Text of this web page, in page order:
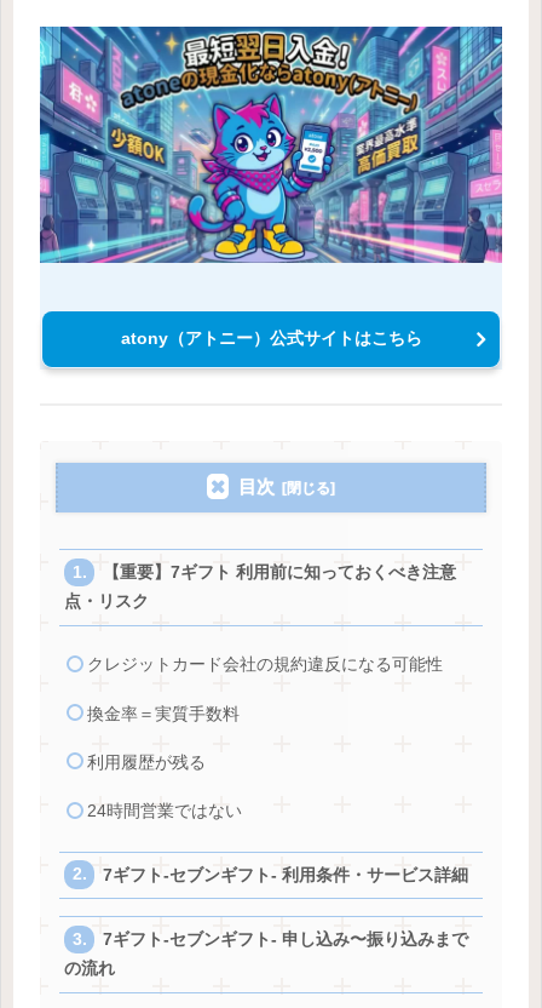
atony（アトニー）公式サイトはこちら
目次
【重要】7ギフト 利用前に知っておくべき注意
点・リスク
クレジットカード会社の規約違反になる可能性
換金率＝実質手数料
利用履歴が残る
24時間営業ではない
7ギフト-セブンギフト- 利用条件・サービス詳細
7ギフト-セブンギフト- 申し込み〜振り込みまで
の流れ